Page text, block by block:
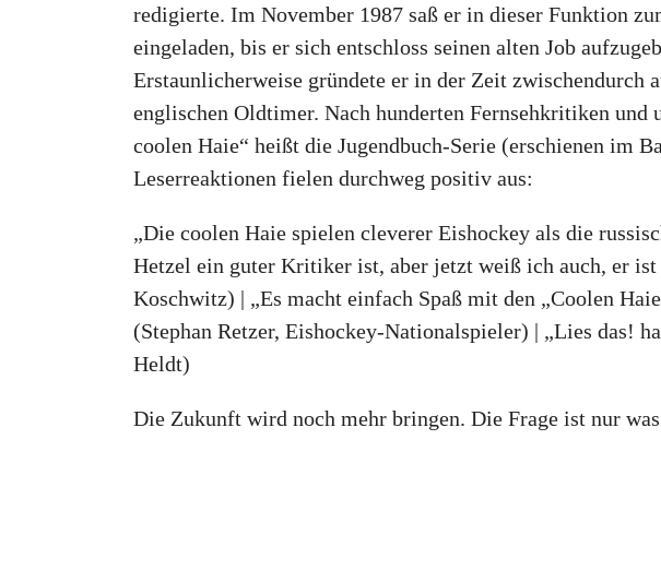
redigierte. Im November 1987 saß er in dieser Funktion
eingeladen, bis er sich entschloss seinen alten Job
Erstaunlicherweise gründete er in der Zeit zwischendurch
englischen Oldtimer. Nach hunderten Fernsehkritiken und
coolen Haie“ heißt die Jugendbuch-Serie (erschienen im
Leserreaktionen fielen durchweg positiv aus:
„Die coolen Haie spielen cleverer Eishockey als die
Hetzel ein guter Kritiker ist, aber jetzt weiß ich auch, er
Koschwitz) | „Es macht einfach Spaß mit den „Coolen
(Stephan Retzer, Eishockey-Nationalspieler) | „Lies das!
Heldt)
Die Zukunft wird noch mehr bringen. Die Frage ist nur